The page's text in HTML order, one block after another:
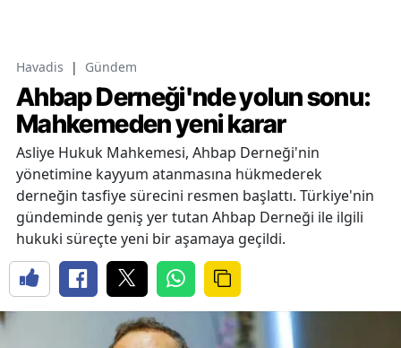
Havadis | Gündem
Ahbap Derneği'nde yolun sonu:
Mahkemeden yeni karar
Asliye Hukuk Mahkemesi, Ahbap Derneği'nin
yönetimine kayyum atanmasına hükmederek
derneğin tasfiye sürecini resmen başlattı. Türkiye'nin
gündeminde geniş yer tutan Ahbap Derneği ile ilgili
hukuki süreçte yeni bir aşamaya geçildi.